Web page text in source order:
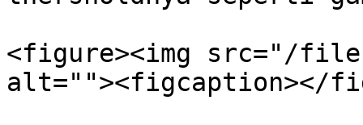
<figure><img src="/files/
alt=""><figcaption></